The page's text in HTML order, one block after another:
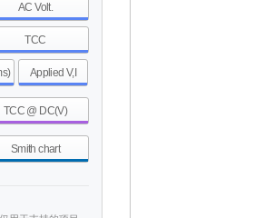
AC Volt.
TCC
Applied V,I
TCC @ DC(V)
Smith chart